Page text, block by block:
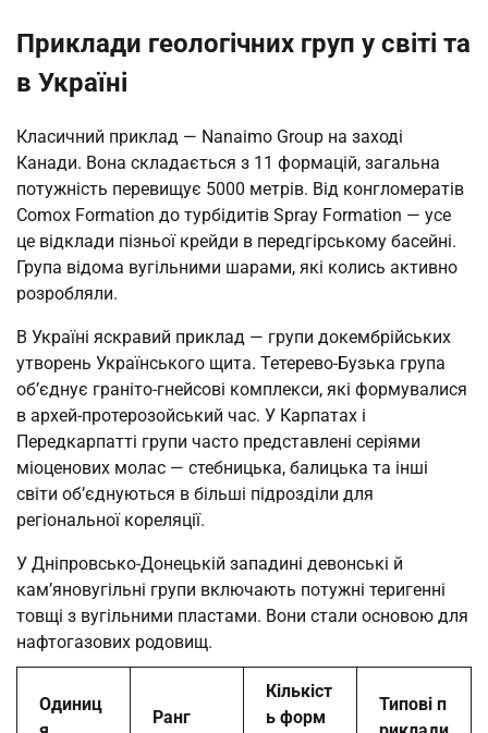
Приклади геологічних груп у світі та
в Україні
Класичний приклад — Nanaimo Group на заході
Канади. Вона складається з 11 формацій, загальна
потужність перевищує 5000 метрів. Від конгломератів
Comox Formation до турбідитів Spray Formation — усе
це відклади пізньої крейди в передгірському басейні.
Група відома вугільними шарами, які колись активно
розробляли.
В Україні яскравий приклад — групи докембрійських
утворень Українського щита. Тетерево-Бузька група
об’єднує граніто-гнейсові комплекси, які формувалися
в архей-протерозойський час. У Карпатах і
Передкарпатті групи часто представлені серіями
міоценових молас — стебницька, балицька та інші
світи об’єднуються в більші підрозділи для
регіональної кореляції.
У Дніпровсько-Донецькій западині девонські й
кам’яновугільні групи включають потужні теригенні
товщі з вугільними пластами. Вони стали основою для
нафтогазових родовищ.
Одиниц
Ранг
Кількіст
ь форм
Типові п